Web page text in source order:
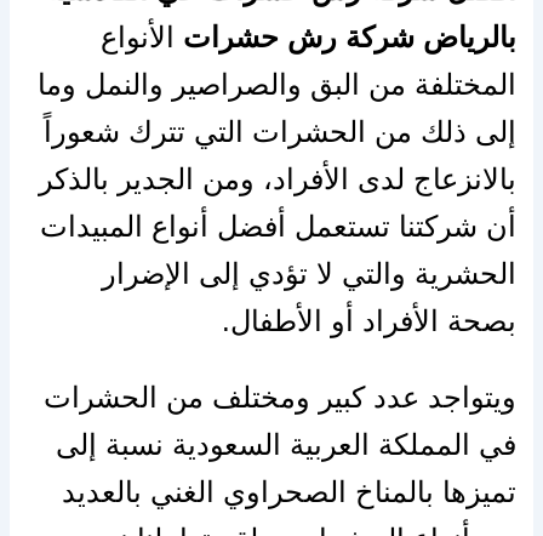
بالرياضشركة رش حشرات
الأنواع
المختلفة من البق والصراصير والنمل وما
إلى ذلك من الحشرات التي تترك شعوراً
بالانزعاج لدى الأفراد، ومن الجدير بالذكر
أن شركتنا تستعمل أفضل أنواع المبيدات
الحشرية والتي لا تؤدي إلى الإضرار
بصحة الأفراد أو الأطفال.
ويتواجد عدد كبير ومختلف من الحشرات
في المملكة العربية السعودية نسبة إلى
تميزها بالمناخ الصحراوي الغني بالعديد